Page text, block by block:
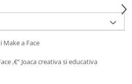
Make a Face
,€“ Joaca creativa si educativa